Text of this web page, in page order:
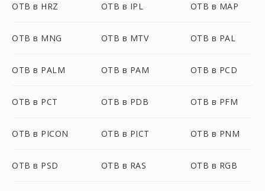
OTB в HRZ OTB в IPL OTB в MAP
OTB в MNG OTB в MTV OTB в PAL
OTB в PALM OTB в PAM OTB в PCD
OTB в PCT OTB в PDB OTB в PFM
OTB в PICON OTB в PICT OTB в PNM
OTB в PSD OTB в RAS OTB в RGB